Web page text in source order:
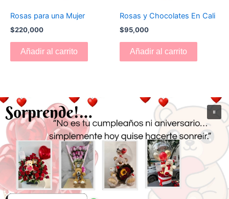
Rosas para una Mujer
$220,000
Añadir al carrito
Rosas y Chocolates En Cali
$95,000
Añadir al carrito